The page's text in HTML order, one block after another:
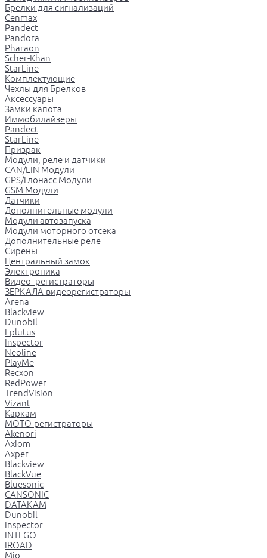
Брелки для сигнализаций
Cenmax
Pandect
Pandora
Pharaon
Scher-Khan
StarLine
Комплектующие
Чехлы для Брелков
Аксессуары
Замки капота
Иммобилайзеры
Pandect
StarLine
Призрак
Модули, реле и датчики
CAN/LIN Модули
GPS/Глонасс Модули
GSM Модули
Датчики
Дополнительные модули
Модули автозапуска
Модули моторного отсека
Дополнительные реле
Сирены
Центральный замок
Электроника
Видео- регистраторы
ЗЕРКАЛА-видеорегистраторы
Arena
Blackview
Dunobil
Eplutus
Inspector
Neoline
PlayMe
Recxon
RedPower
TrendVision
Vizant
Каркам
МОТО-регистраторы
Akenori
Axiom
Axper
Blackview
BlackVue
Bluesonic
CANSONIC
DATAKAM
Dunobil
Inspector
INTEGO
IROAD
Mio